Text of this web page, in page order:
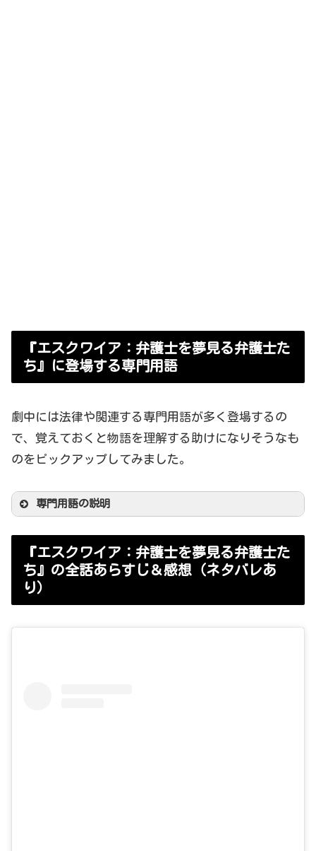
『エスクワイア：弁護士を夢見る弁護士た
ち』に登場する専門用語
劇中には法律や関連する専門用語が多く登場するの
で、覚えておくと物語を理解する助けになりそうなも
のをピックアップしてみました。
専門用語の説明
エスクワイア
『エスクワイア：弁護士を夢見る弁護士た
ち』の全話あらすじ＆感想（ネタバレあ
り）